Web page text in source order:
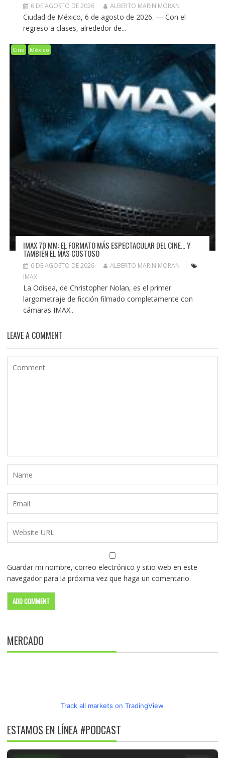
6 DE AGOSTO DE 2026 ALBERTO MARIN MORAN
Ciudad de México, 6 de agosto de 2026. — Con el
regreso a clases, alrededor de...
Cine México
IMAX 70 MM: EL FORMATO MÁS ESPECTACULAR DEL CINE… Y
TAMBIÉN EL MÁS COSTOSO
6 DE AGOSTO DE 2026
ALBERTO MARIN MORAN
IMAX
La Odisea, de Christopher Nolan, es el primer
largometraje de ficción filmado completamente con
cámaras IMAX...
LEAVE A COMMENT
Guardar mi nombre, correo electrónico y sitio web en este
navegador para la próxima vez que haga un comentario.
MERCADO
Track all markets on TradingView
ESTAMOS EN LÍNEA #PODCAST